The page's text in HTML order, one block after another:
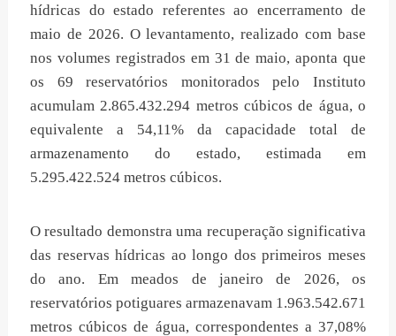
hídricas do estado referentes ao encerramento de
maio de 2026. O levantamento, realizado com base
nos volumes registrados em 31 de maio, aponta que
os 69 reservatórios monitorados pelo Instituto
acumulam 2.865.432.294 metros cúbicos de água, o
equivalente a 54,11% da capacidade total de
armazenamento do estado, estimada em
5.295.422.524 metros cúbicos.
O resultado demonstra uma recuperação significativa
das reservas hídricas ao longo dos primeiros meses
do ano. Em meados de janeiro de 2026, os
reservatórios potiguares armazenavam 1.963.542.671
metros cúbicos de água, correspondentes a 37,08%